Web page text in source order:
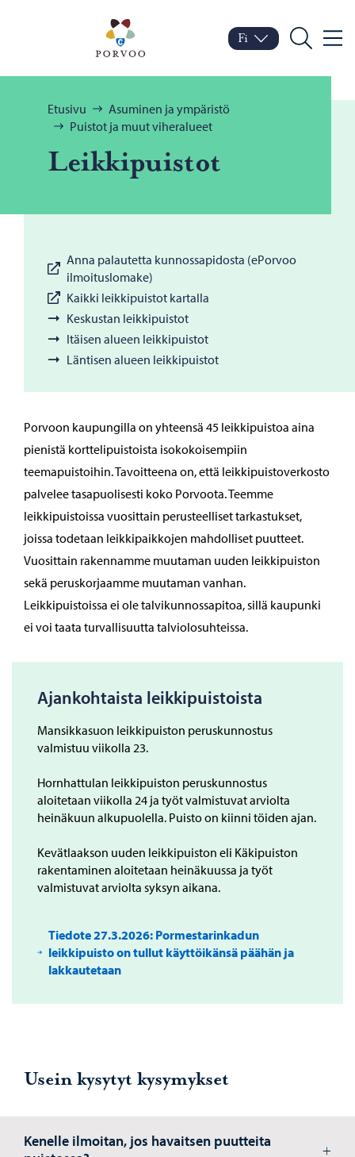
Porvoo – Siirry
Vaihda kieltä
Nykyinen kieli: Suomi
Fi
Hae
Selaa:
Etusivu
Asuminen ja ympäristö
Puistot ja muut viheralueet
Leik­ki­puis­tot
Anna palautetta kunnossapidosta (ePorvoo
ilmoituslomake)
Kaikki leikkipuistot kartalla
Keskustan leikkipuistot
Itäisen alueen leikkipuistot
Läntisen alueen leikkipuistot
Porvoon kaupungilla on yhteensä 45 leikkipuistoa aina
pienistä korttelipuistoista isokokoisempiin
teemapuistoihin. Tavoitteena on, että leikkipuistoverkosto
palvelee tasapuolisesti koko Porvoota. Teemme
leikkipuistoissa vuosittain perusteelliset tarkastukset,
joissa todetaan leikkipaikkojen mahdolliset puutteet.
Vuosittain rakennamme muutaman uuden leikkipuiston
sekä peruskorjaamme muutaman vanhan.
Leikkipuistoissa ei ole talvikunnossapitoa, sillä kaupunki
ei voi taata turvallisuutta talviolosuhteissa.
Ajankohtaista leikkipuistoista
Mansikkasuon leikkipuiston peruskunnostus
valmistuu viikolla 23.
Hornhattulan leikkipuiston peruskunnostus
aloitetaan viikolla 24 ja työt valmistuvat arviolta
heinäkuun alkupuolella. Puisto on kiinni töiden ajan.
Kevätlaakson uuden leikkipuiston eli Käkipuiston
rakentaminen aloitetaan heinäkuussa ja työt
valmistuvat arviolta syksyn aikana.
Tiedote 27.3.2026: Pormestarinkadun
leikkipuisto on tullut käyttöikänsä päähän ja
lakkautetaan
Usein kysytyt kysymykset
Kenelle ilmoitan, jos havaitsen puutteita